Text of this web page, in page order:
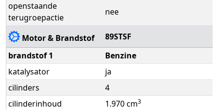
openstaande
terugroepactie
nee
Motor & Brandstof
89STSF
brandstof 1
Benzine
katalysator
ja
cilinders
4
cilinderinhoud
1.970 cm3